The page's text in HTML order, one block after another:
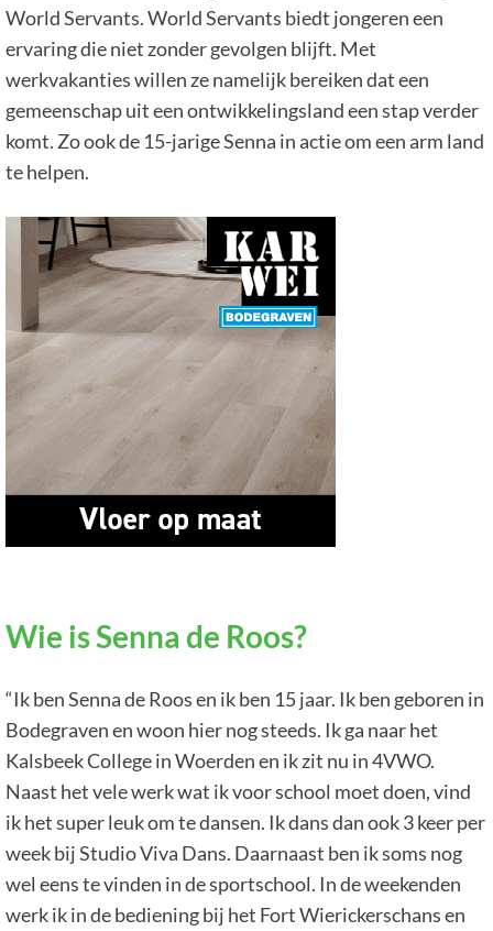
World Servants. World Servants biedt jongeren een
ervaring die niet zonder gevolgen blijft. Met
werkvakanties willen ze namelijk bereiken dat een
gemeenschap uit een ontwikkelingsland een stap verder
komt. Zo ook de 15-jarige Senna in actie om een arm land
te helpen.
Wie is Senna de Roos?
“Ik ben Senna de Roos en ik ben 15 jaar. Ik ben geboren in
Bodegraven en woon hier nog steeds. Ik ga naar het
Kalsbeek College in Woerden en ik zit nu in 4VWO.
Naast het vele werk wat ik voor school moet doen, vind
ik het super leuk om te dansen. Ik dans dan ook 3 keer per
week bij Studio Viva Dans. Daarnaast ben ik soms nog
wel eens te vinden in de sportschool. In de weekenden
werk ik in de bediening bij het Fort Wierickerschans en